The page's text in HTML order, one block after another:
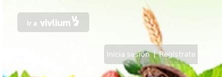
Inicia sesión | Regístrate